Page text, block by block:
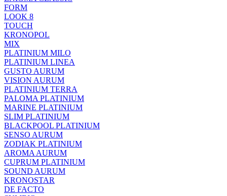
FORM
LOOK 8
TOUCH
KRONOPOL
MIX
PLATINIUM MILO
PLATINIUM LINEA
GUSTO AURUM
VISION AURUM
PLATINIUM TERRA
PALOMA PLATINIUM
MARINE PLATINIUM
SLIM PLATINIUM
BLACKPOOL PLATINIUM
SENSO AURUM
ZODIAK PLATINIUM
AROMA AURUM
CUPRUM PLATINIUM
SOUND AURUM
KRONOSTAR
DE FACTO